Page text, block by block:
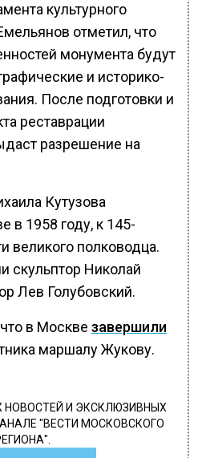
культурного
отметил, что
монумента будут
и историко-
После подготовки и
реставрации
разрешение на
Кутузова
в 1958 году, к 145-
великого полководца.
скульптор Николай
Лев Голубовский.
в Москве завершили
маршалу Жукову.
И ЭКСКЛЮЗИВНЫХ
"ВЕСТИ МОСКОВСКОГО